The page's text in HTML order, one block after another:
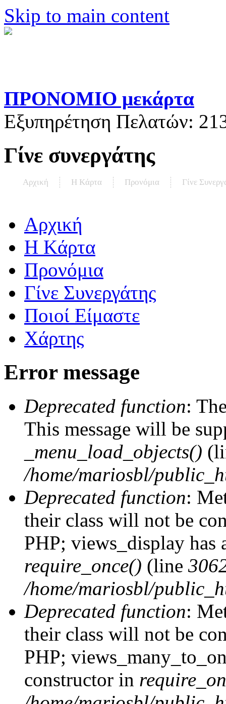
Skip to main content
ΠΡΟΝΟΜΙΟ μεκάρτα
Εξυπηρέτηση Πελατών:
Γίνε συνεργάτης
Αρχική Η Kάρτα Προνόμια Γίνε
Αρχική
Η Kάρτα
Προνόμια
Γίνε Συνεργάτης
Ποιοί Είμαστε
Χάρτης
Error message
Deprecated function:
This message will be
_menu_load_objects()
/home/mariosbl/
Deprecated function:
their class will not be
PHP; views_display has
require_once() (line
/home/mariosbl/
Deprecated function:
their class will not be
PHP;
constructor in